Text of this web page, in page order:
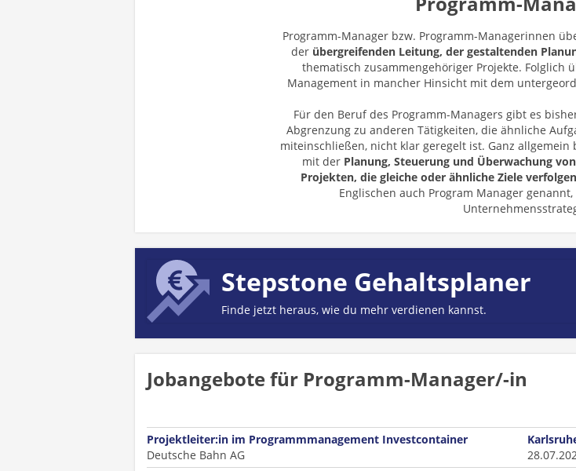
Programm-Manager bzw. Programm-Managerinnen
der übergreifenden Leitung, der gestaltenden
thematisch zusammengehöriger Projekte. Folglich
Management in mancher Hinsicht mit dem
Für den Beruf des Programm-Managers gibt es
Abgrenzung zu anderen Tätigkeiten, die ähnliche
miteinschließen, nicht klar geregelt ist. Ganz
mit der Planung, Steuerung und Überwachung
Projekten, die gleiche oder ähnliche Ziele
Englischen auch Program Manager
Stepstone Gehaltsplaner
Finde jetzt heraus, wie du mehr verdienen kannst.
Jobangebote für Programm-Manager/-in
Projektleiter:in im Programmmanagement Investcontainer
Deutsche Bahn AG